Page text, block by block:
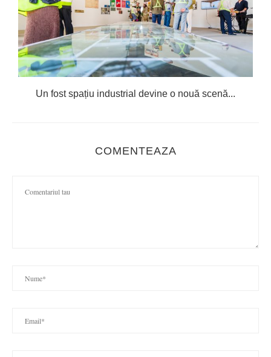
Un fost spațiu industrial devine o nouă scenă...
COMENTEAZA